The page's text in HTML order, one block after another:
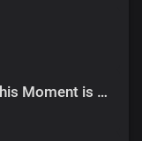
11. Lappi (Lapland) - III. this Moment is Eternity.mp3